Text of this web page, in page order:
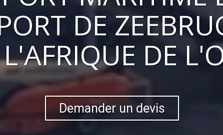
DE
L'AFRIQUE DE
Demander un devis